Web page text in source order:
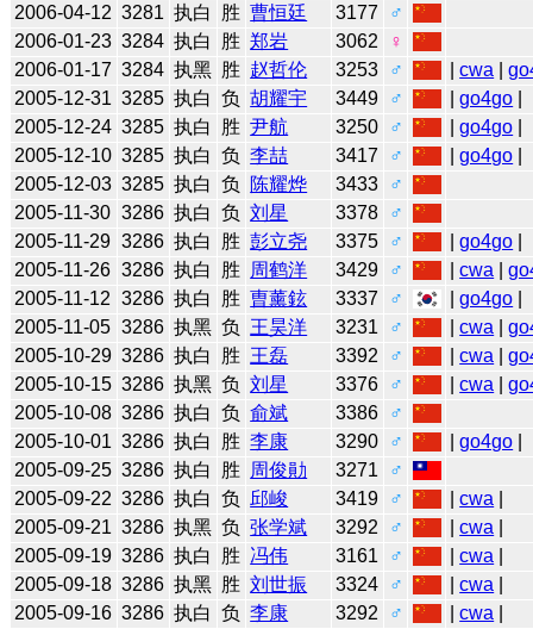
2006-04-12 3281 执白 胜 曹恒廷 3177
♂
2006-01-23 3284 执白 胜 郑岩 3062
♀
2006-01-17 3284 执黑 胜 赵哲伦 3253 ♂ |cwa |
2005-12-31 3285 执白 负 胡耀宇 3449 ♂ |go4go
2005-12-24 3285 执白 胜 尹航 3250 ♂ |go4go
2005-12-10 3285 执白 负 李喆 3417 ♂ |go4go
2005-12-03 3285 执白 负 陈耀烨 3433
♂
2005-11-30 3286 执白 负 刘星 3378
♂
2005-11-29 3286 执白 胜 彭立尧 3375 ♂ |go4go
2005-11-26 3286 执白 胜 周鹤洋 3429 ♂ |cwa |
2005-11-12 3286 执白 胜 曺薰鉉 3337 ♂ |go4go
2005-11-05 3286 执黑 负 王昊洋 3231 ♂ |cwa |
2005-10-29 3286 执白 胜 王磊 3392 ♂ |cwa |
2005-10-15 3286 执黑 负 刘星 3376 ♂ |cwa |
2005-10-08 3286 执白 负 俞斌 3386
♂
2005-10-01 3286 执白 胜 李康 3290 ♂ |go4go
2005-09-25 3286 执白 胜 周俊勛 3271
♂
2005-09-22 3286 执白 负 邱峻 3419 ♂ |cwa
2005-09-21 3286 执黑 负 张学斌 3292 ♂ |cwa
2005-09-19 3286 执白 胜 冯伟 3161 ♂ |cwa
2005-09-18 3286 执黑 胜 刘世振 3324 ♂ |cwa
2005-09-16 3286 执白 负 李康 3292 ♂ |cwa